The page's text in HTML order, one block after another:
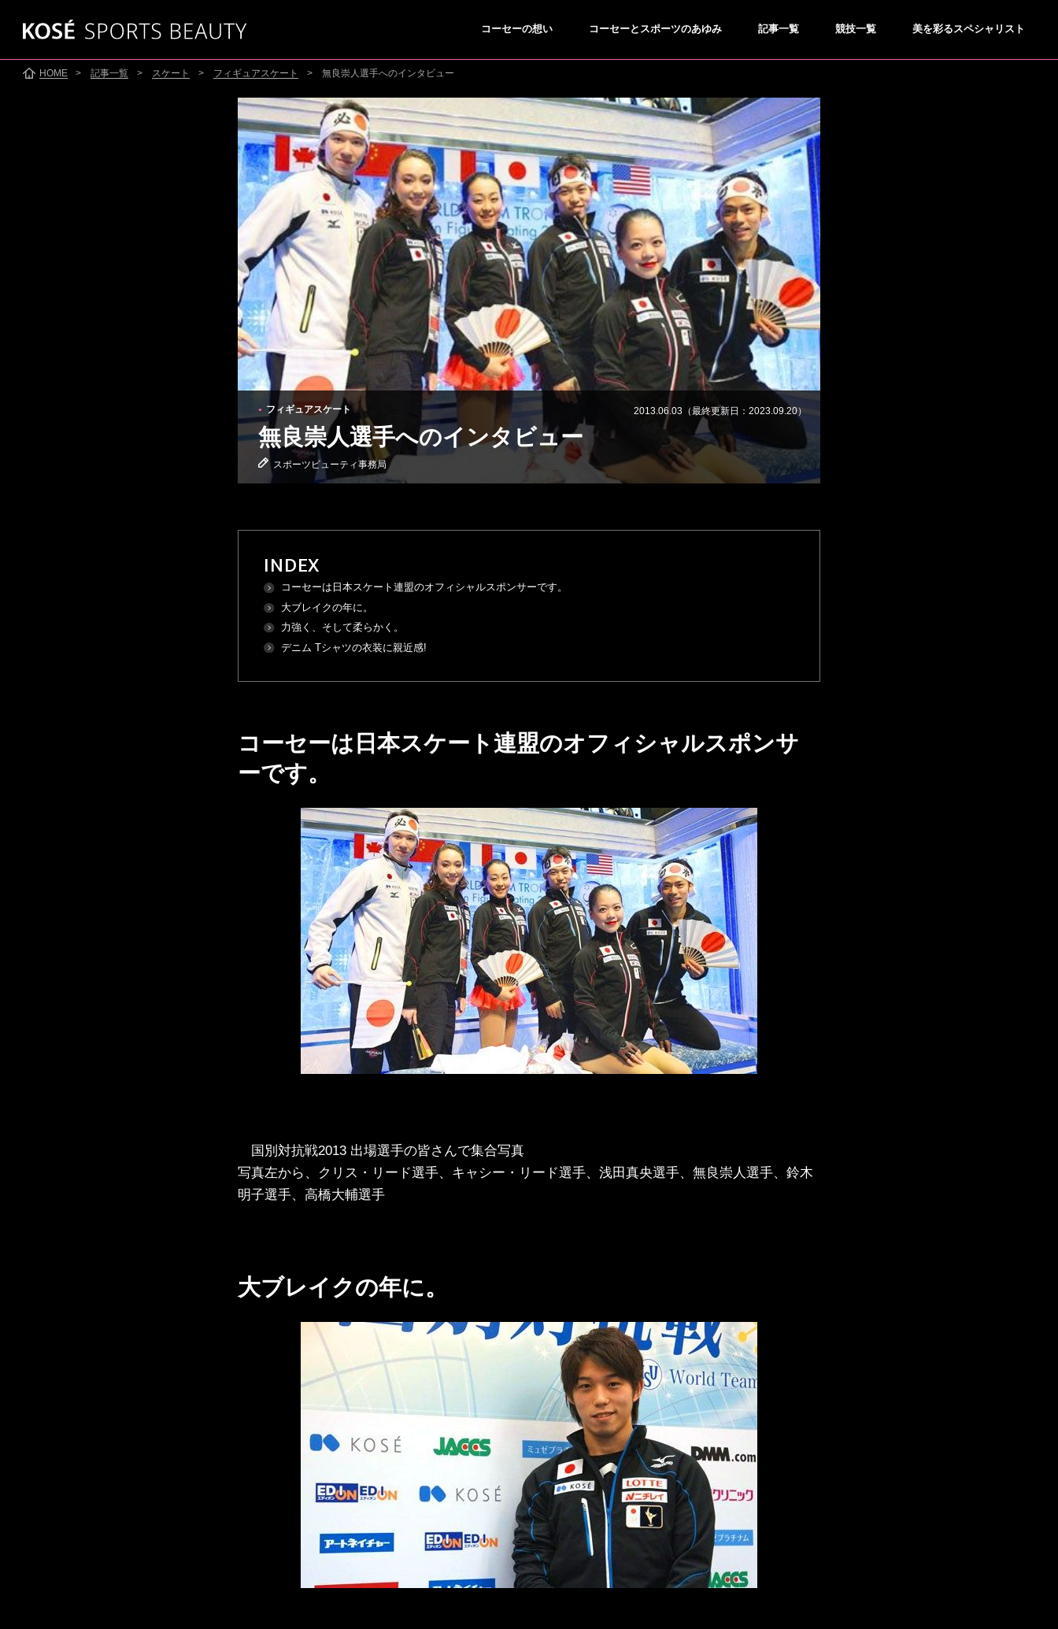
コーセーの想い コーセーとスポーツのあゆみ 記事一覧 競技一覧 美を彩るスペシャリスト
SKIING/SNOWBOARDING
● スキー／スノーボード
BREAKING
● ブレイキン
VOLLEYBALL OTHER SPORTS
HOME >記事一覧 > スケート > フィギュアスケート > 無良崇人選手へのインタビュー
2013.06.03（最終更新日：2023.09.20）
● フィギュアスケート
無良崇人選手へのインタビュー
スポーツビューティ事務局
INDEX
コーセーは日本スケート連盟のオフィシャルスポンサーです。
大ブレイクの年に。
力強く、そして柔らかく。
デニム Tシャツの衣装に親近感!
コーセーは日本スケート連盟のオフィシャルスポンサ
ーです。
国別対抗戦2013 出場選手の皆さんで集合写真
写真左から、クリス・リード選手、キャシー・リード選手、浅田真央選手、無良崇人選手、鈴木
明子選手、高橋大輔選手
大ブレイクの年に。